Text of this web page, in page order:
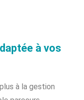
à vos
à la gestion